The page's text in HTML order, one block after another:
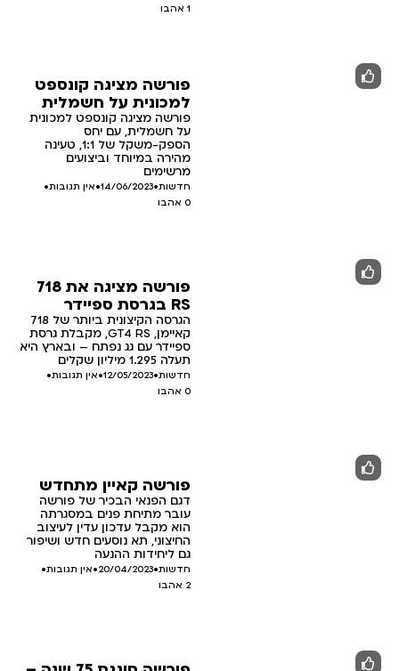
1 אהבו
פורשה מציגה קונספט
למכונית על חשמלית
פורשה מציגה קונספט למכונית
על חשמלית, עם יחס
הספק-משקל של 1:1, טעינה
מהירה במיוחד וביצועים
מרשימים
חדשות•
14/06/2023
•אין תגובות•
0 אהבו
פורשה מציגה את 718
RS בגרסת ספיידר
הגרסה הקיצונית ביותר של 718
קאיימן, GT4 RS, מקבלת גרסת
ספיידר עם גג נפתח – ובארץ היא
תעלה 1.295 מיליון שקלים
חדשות•
12/05/2023
•אין תגובות•
0 אהבו
פורשה קאיין מתחדש
דגם הפנאי הבכיר של פורשה
עובר מתיחת פנים במסגרתה
הוא מקבל עדכון עדין לעיצוב
החיצוני, תא נוסעים חדש ושיפור
גם ליחידות ההנעה
חדשות•
20/04/2023
•אין תגובות•
2 אהבו